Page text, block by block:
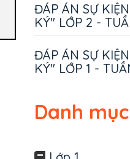
ĐÁP ÁN SỰ
KÝ" LỚP 2 -
ĐÁP ÁN SỰ
KÝ" LỚP 1 -
Danh